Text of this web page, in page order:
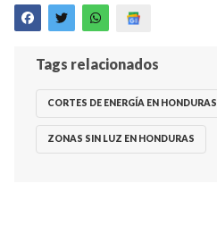
Tags relacionados
CORTES DE ENERGÍA EN HONDURAS
ZONAS SIN LUZ EN HONDURAS